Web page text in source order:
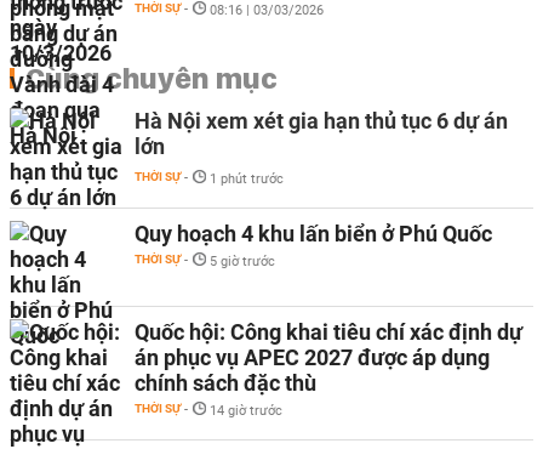
THỜI SỰ - 08:16 | 03/03/2026
Cùng chuyên mục
Hà Nội xem xét gia hạn thủ tục 6 dự án
lớn
THỜI SỰ - 1 phút trước
Quy hoạch 4 khu lấn biển ở Phú Quốc
THỜI SỰ - 5 giờ trước
Quốc hội: Công khai tiêu chí xác định dự
án phục vụ APEC 2027 được áp dụng
chính sách đặc thù
THỜI SỰ - 14 giờ trước